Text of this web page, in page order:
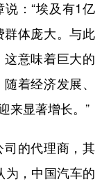
：“埃及有1亿
群体庞大。与此
这意味着巨大的
着经济发展、
来显著增长。”
的代理商，其
为，中国汽车的